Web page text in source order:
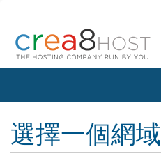
選擇一個網